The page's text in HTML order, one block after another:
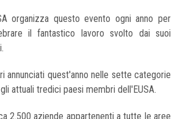
organizza questo evento ogni anno per
il fantastico lavoro svolto dai suoi
annunciati quest'anno nelle sette categorie
attuali tredici paesi membri dell'EUSA.
2.500 aziende appartenenti a tutte le aree